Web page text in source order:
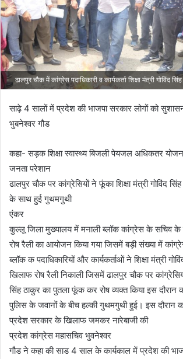
ढालपुर चौक में कांग्रेस पदाधिकारी व कार्यकर्ता शिक्षा मंत्री गोविंद
साढ़े 4 सालों में प्रदेश की भाजपा सरकार लोगों को
भुबनेश्वर गौड
कहा- सड़क शिक्षा स्वास्थ्य बिजली पेयजल अधिकतर
जनता परेशान
ढालपुर चौक पर कांग्रेसियों ने फूंका शिक्षा मंत्री गोविंद
के साथ हुई गुथमगुथी
एंकर
कुल्लू जिला मुख्यालय में मनाली ब्लॉक कांग्रेस के सचिव के
रोष रैली का आयोजन किया गया जिसमें बड़ी संख्या में
ब्लॉक क पदाधिकारियों और कार्यकर्ताओं ने शिक्षा मंत्री
खिलाफ रोष रैली निकाली जिसमें ढालपुर चौक पर
सिंह ठाकुर का पुतला फूंक कर रोष व्यक्त किया इस दौरान
पुलिस के जवानों के बीच हल्की गुथमगुथी हुई। इस दौरान
प्रदेश सरकार के खिलाफ जमकर नारेबाजी की
प्रदेश कांग्रेस महासचिव भुवनेश्वर
गौड ने कहा की साड 4 साल के कार्यकाल में प्रदेश की